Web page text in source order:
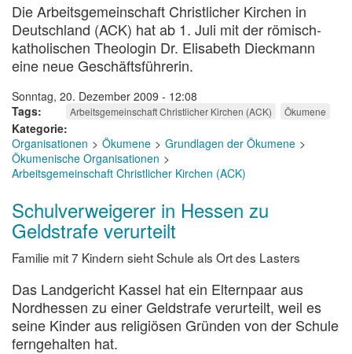
Die Arbeitsgemeinschaft Christlicher Kirchen in
Deutschland (ACK) hat ab 1. Juli mit der römisch-
katholischen Theologin Dr. Elisabeth Dieckmann
eine neue Geschäftsführerin.
Sonntag, 20. Dezember 2009 - 12:08
Tags
Arbeitsgemeinschaft Christlicher Kirchen (ACK) Ökumene
Kategorie
Organisationen
Ökumene
Grundlagen der Ökumene
Ökumenische Organisationen
Arbeitsgemeinschaft Christlicher Kirchen (ACK)
Schulverweigerer in Hessen zu
Geldstrafe verurteilt
Familie mit 7 Kindern sieht Schule als Ort des Lasters
Das Landgericht Kassel hat ein Elternpaar aus
Nordhessen zu einer Geldstrafe verurteilt, weil es
seine Kinder aus religiösen Gründen von der Schule
ferngehalten hat.